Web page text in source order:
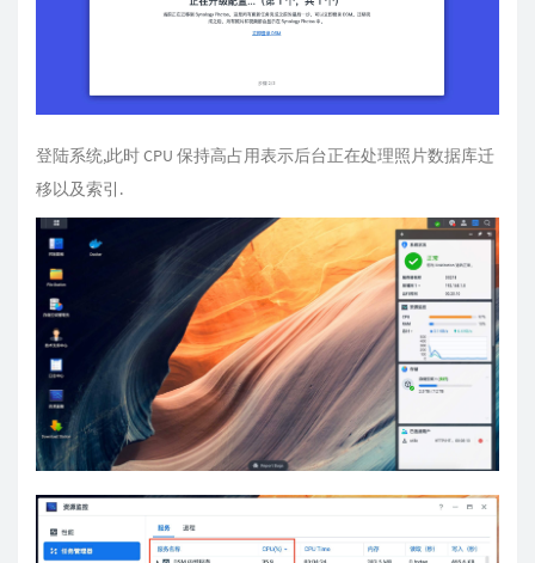
登陆系统,此时 CPU 保持高占用表示后台正在处理照片数据库迁
移以及索引.